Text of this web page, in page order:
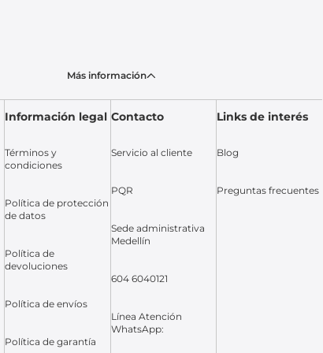
Más información
Información legal
Términos y
condiciones
Política de protección
de datos
Política de
devoluciones
Política de envíos
Política de garantía
Contacto
Servicio al cliente
PQR
Sede administrativa
Medellín
604 6040121
Línea Atención
WhatsApp:
Links de interés
Blog
Preguntas frecuentes